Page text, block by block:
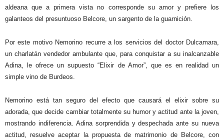
aldeana que a primera vista no corresponde su amor y prefiere los
galanteos del presuntuoso Belcore, un sargento de la guarnición.
Por este motivo Nemorino recurre a los servicios del doctor Dulcamara,
un charlatán vendedor ambulante que, para conquistar a su inalcanzable
Adina, le ofrece un supuesto “Elixir de Amor”, que es en realidad un
simple vino de Burdeos.
Nemorino está tan seguro del efecto que causará el elixir sobre su
adorada, que decide cambiar totalmente su humor y actitud ante la joven,
mostrando indiferencia. Adina sorprendida y despechada ante su nueva
actitud, resuelve aceptar la propuesta de matrimonio de Belcore, con